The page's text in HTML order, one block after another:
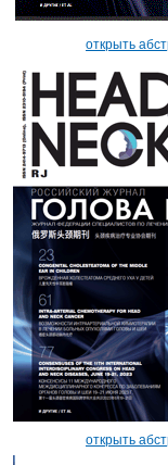
открыть
открыть